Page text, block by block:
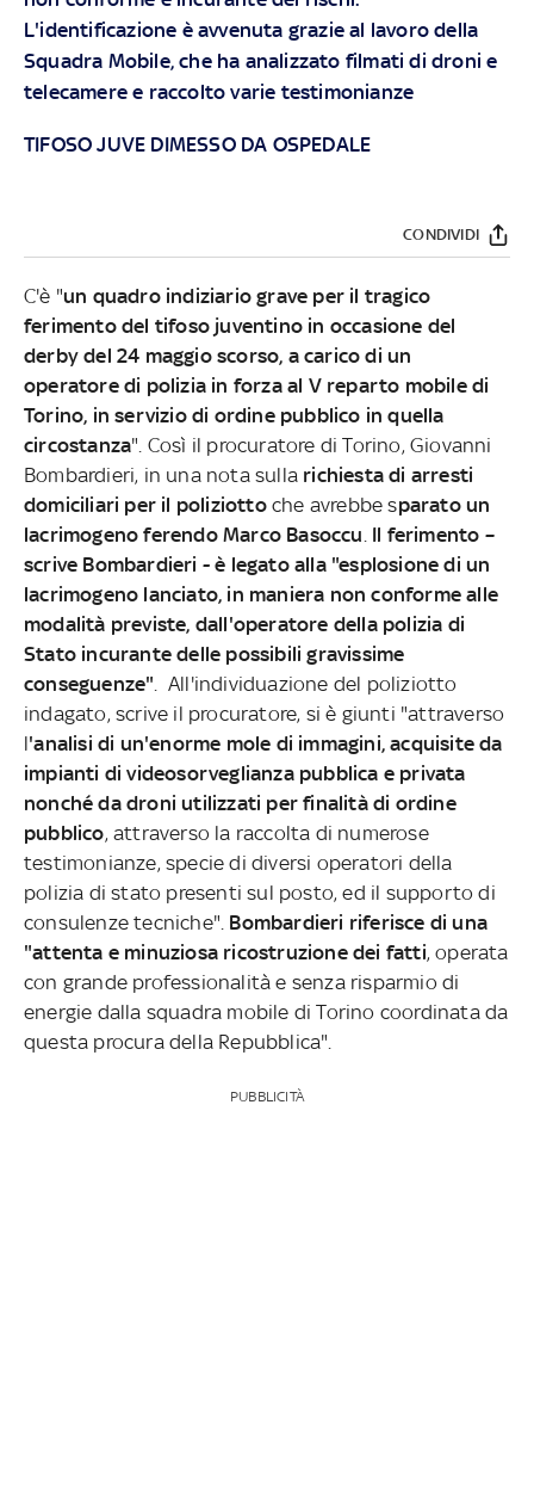
L'identificazione è avvenuta grazie al lavoro della
Squadra Mobile, che ha analizzato filmati di droni e
telecamere e raccolto varie testimonianze
TIFOSO JUVE DIMESSO DA OSPEDALE
CONDIVIDI
C'è "un quadro indiziario grave per il tragico
ferimento del tifoso juventino in occasione del
derby del 24 maggio scorso, a carico di un
operatore di polizia in forza al V reparto mobile di
Torino, in servizio di ordine pubblico in quella
circostanza". Così il procuratore di Torino, Giovanni
Bombardieri, in una nota sulla richiesta di arresti
domiciliari per il poliziottoche avrebbe sparato un
lacrimogeno ferendo Marco Basoccu Il ferimento –
scrive Bombardieri - è legato alla "esplosione di un
lacrimogeno lanciato, in maniera non conforme alle
modalità previste, dall'operatore della polizia di
Stato incurante delle possibili gravissime
conseguenze" . All'individuazione del poliziotto
indagato, scrive il procuratore, si è giunti "attraverso
l'analisi di un'enorme mole di immagini, acquisite da
impianti di videosorveglianza pubblica e privata
nonché da droni utilizzati per finalità di ordine
pubblico, attraverso la raccolta di numerose
testimonianze, specie di diversi operatori della
polizia di stato presenti sul posto, ed il supporto di
consulenze tecniche". Bombardieri riferisce di una
"attenta e minuziosa ricostruzione dei fatti, operata
con grande professionalità e senza risparmio di
energie dalla squadra mobile di Torino coordinata da
questa procura della Repubblica".
PUBBLICITÀ